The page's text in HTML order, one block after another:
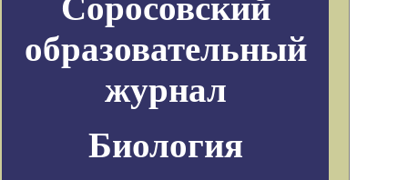
образовательный
журнал
Биология